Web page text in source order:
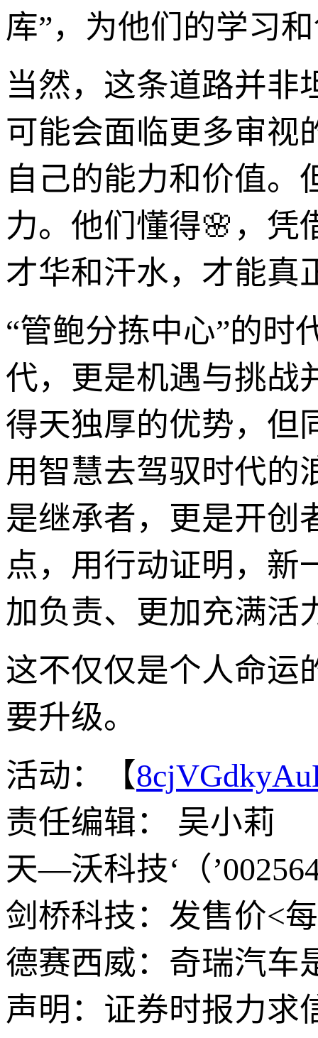
库”，为他们的学习
当然，这条道路并非
可能会面临更多审视
自己的能力和价值。
力。他们懂得🌸，凭
才华和汗水，才能真
“管鲍分拣中心”的时
代，更是机遇与挑战
得天独厚的优势，但
用智慧去驾驭时代的
是继承者，更是开创
点，用行动证明，新
加负责、更加充满活
这不仅仅是个人命运
要升级。
活动：【
责任编辑： 吴小莉
天—沃科技‘（
剑桥科技：发售价<
德赛西威：奇瑞汽车
声明：证券时报力求